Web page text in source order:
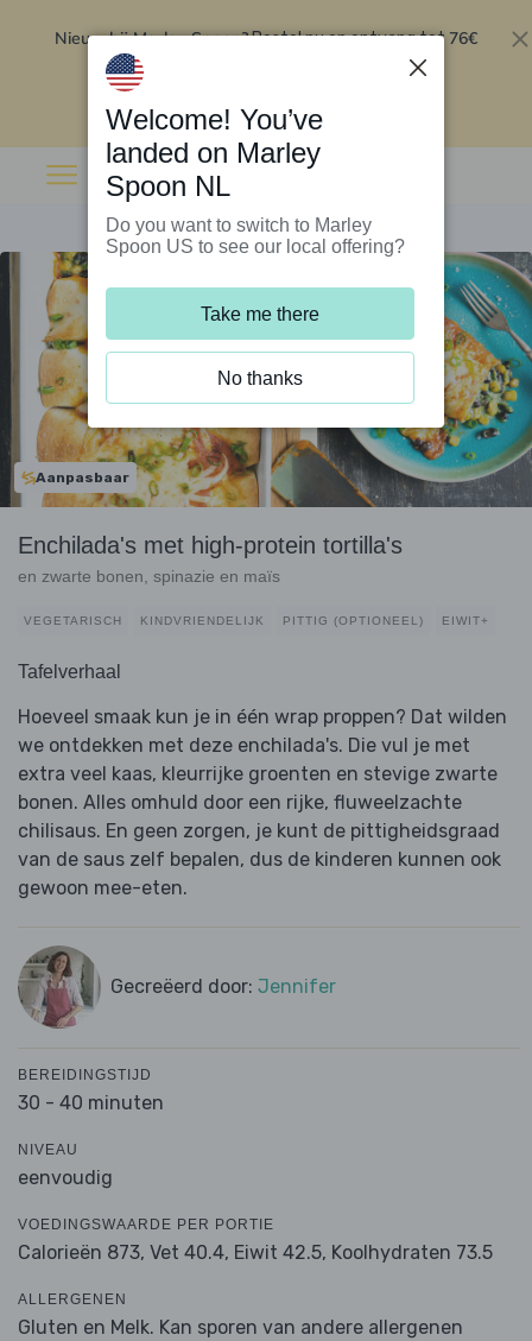
Nieuw bij Marley Spoon?Bestel nu en ontvang tot 76€
Aanpasbaar
Enchilada's met high-protein tortilla's
en zwarte bonen, spinazie en maïs
VEGETARISCH KINDVRIENDELIJK PITTIG (OPTIONEEL) EIWIT+
Tafelverhaal
Hoeveel smaak kun je in één wrap proppen? Dat wilden
we ontdekken met deze enchilada's. Die vul je met
extra veel kaas, kleurrijke groenten en stevige zwarte
bonen. Alles omhuld door een rijke, fluweelzachte
chilisaus. En geen zorgen, je kunt de pittigheidsgraad
van de saus zelf bepalen, dus de kinderen kunnen ook
gewoon mee-eten.
Gecreëerd door: Jennifer
BEREIDINGSTIJD
30 - 40 minuten
NIVEAU
eenvoudig
VOEDINGSWAARDE PER PORTIE
Calorieën 873, Vet 40.4, Eiwit 42.5, Koolhydraten 73.5
ALLERGENEN
Gluten en Melk. Kan sporen van andere allergenen
Welcome! You’ve
landed on Marley
Spoon NL
Do you want to switch to Marley
Spoon US to see our local offering?
Take me there
No thanks